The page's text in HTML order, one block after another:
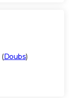
(Doubs)